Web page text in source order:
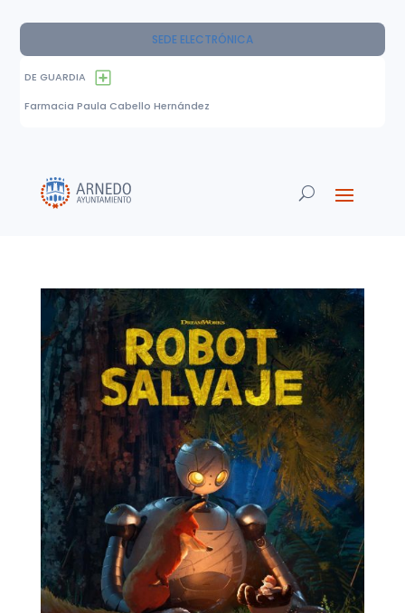
SEDE ELECTRÓNICA
DE GUARDIA
Farmacia Paula Cabello Hernández